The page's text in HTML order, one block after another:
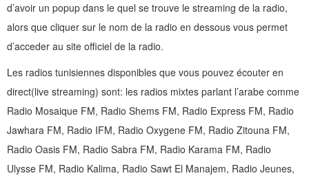
d’avoir un popup dans le quel se trouve le streaming de la radio,
alors que cliquer sur le nom de la radio en dessous vous permet
d’acceder au site officiel de la radio.
Les radios tunisiennes disponibles que vous pouvez écouter en
direct(live streaming) sont: les radios mixtes parlant l’arabe comme
Radio Mosaique FM, Radio Shems FM, Radio Express FM, Radio
Jawhara FM, Radio IFM, Radio Oxygene FM, Radio Zitouna FM,
Radio Oasis FM, Radio Sabra FM, Radio Karama FM, Radio
Ulysse FM, Radio Kalima, Radio Sawt El Manajem, Radio Jeunes,